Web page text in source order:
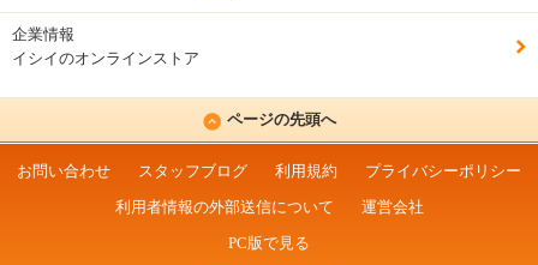
企業情報
イシイのオンラインストア
ページの先頭へ
お問い合わせ スタッフブログ 利用規約
プライバシーポリシー
利用者情報の外部送信について
運営会社
PC版で見る